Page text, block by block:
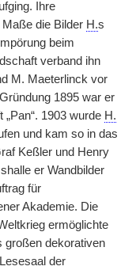
Ihre
die Bilder H.s
beim
verband ihn
M. Maeterlinck vor
1895 war er
1903 wurde H.
und kam so in das
Keßler und Henry
er Wandbilder
für
Akademie. Die
ermöglichte
großen dekorativen
der